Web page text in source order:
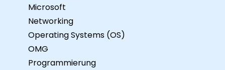
Microsoft
Networking
Operating Systems (OS)
OMG
Programmierung